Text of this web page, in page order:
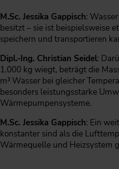
M.Sc. Jessika Gappisch:
besitzt – sie ist beispielsweise
speichern und transportieren
Dipl.-Ing. Christian Seidel:
1.000 kg wiegt, beträgt die
m³ Wasser bei gleicher
besonders leistungsstarke
Wärmepumpensysteme.
M.Sc. Jessika Gappisch: Ein
konstanter sind als die
Wärmequelle und Heizsystem